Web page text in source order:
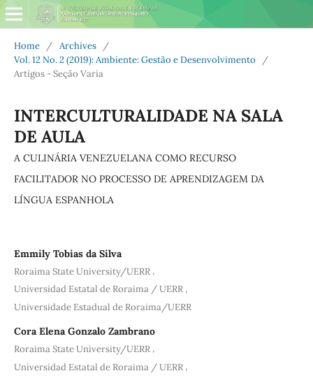
Home / Archives
/
Vol. 12 No. 2 (2019): Ambiente: Gestão e Desenvolvimento
/
Artigos - Seção Varia
INTERCULTURALIDADE NA SALA
DE AULA
A CULINÁRIA VENEZUELANA COMO RECURSO
FACILITADOR NO PROCESSO DE APRENDIZAGEM DA
LÍNGUA ESPANHOLA
Emmily Tobias da Silva
Roraima State University/UERR,
Universidad Estatal de Roraima / UERR,
Universidade Estadual de Roraima/UERR
Cora Elena Gonzalo Zambrano
Roraima State University/UERR,
Universidad Estatal de Roraima / UERR,